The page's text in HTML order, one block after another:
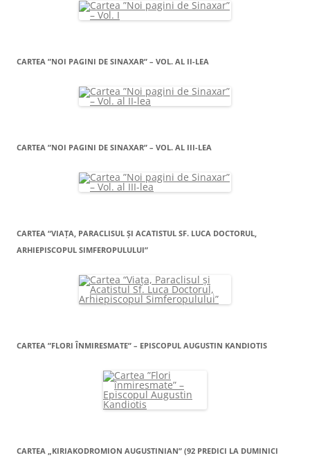
CARTEA ”NOI PAGINI DE SINAXAR” – VOL. AL II-LEA
CARTEA ”NOI PAGINI DE SINAXAR” – VOL. AL III-LEA
CARTEA “VIAŢA, PARACLISUL ŞI ACATISTUL SF. LUCA DOCTORUL,
ARHIEPISCOPUL SIMFEROPULULUI”
CARTEA ”FLORI ÎNMIRESMATE” – EPISCOPUL AUGUSTIN KANDIOTIS
CARTEA „KIRIAKODROMION AUGUSTINIAN” (92 PREDICI LA DUMINICI